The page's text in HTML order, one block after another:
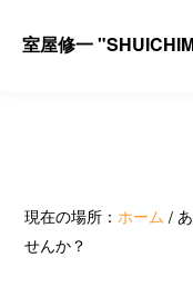
室屋修一
ー
チ
現在の場所：ホーム /
せんか？